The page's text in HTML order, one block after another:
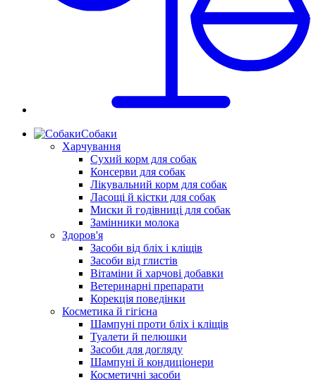
Собаки
Харчування
Сухий корм для собак
Консерви для собак
Лікувальний корм для собак
Ласощі й кістки для собак
Миски й годівниці для собак
Замінники молока
Здоров'я
Засоби від бліх і кліщів
Засоби від глистів
Вітаміни й харчові добавки
Ветеринарні препарати
Корекція поведінки
Косметика й гігієна
Шампуні проти бліх і кліщів
Туалети й пелюшки
Засоби для догляду
Шампуні й кондиціонери
Косметичні засоби